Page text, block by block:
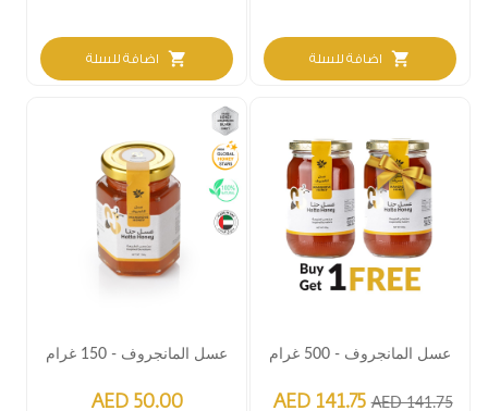
shopping_cart اضافة للسلة shopping_cart اضافة للسلة
عسل المانجروف - 500 غرام
AED 141.75 AED 141.75
عسل المانجروف - 150 غرام
AED 50.00